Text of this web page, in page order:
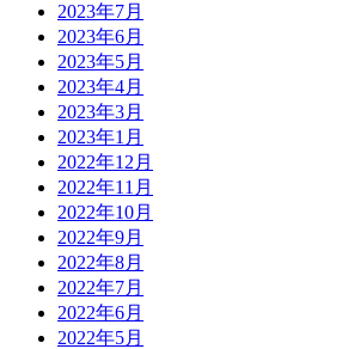
2023年7月
2023年6月
2023年5月
2023年4月
2023年3月
2023年1月
2022年12月
2022年11月
2022年10月
2022年9月
2022年8月
2022年7月
2022年6月
2022年5月